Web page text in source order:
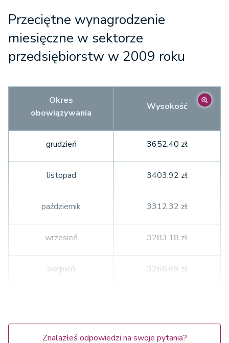
Przeciętne wynagrodzenie
miesięczne w sektorze
przedsiębiorstw w 2009 roku
Okres
obowiązywania
Wysokość
grudzień 3652,40 zł
listopad 3403,92 zł
październik 3312,32 zł
wrzesień 3283,18 zł
sierpień 3268,69 zł
Znalazłeś odpowiedzi na swoje pytania?